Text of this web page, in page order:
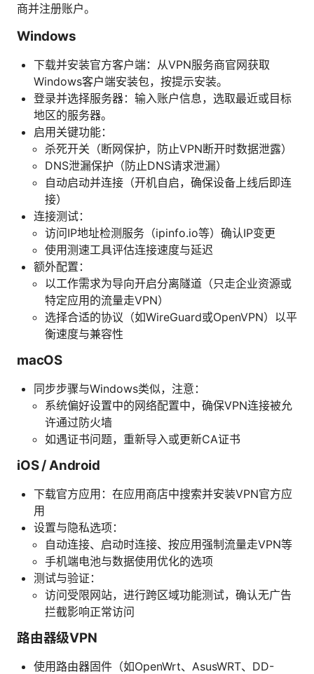
商并注册账户。
Windows
下载并安装官方客户端：从VPN服务商官网获取
Windows客户端安装包，按提示安装。
登录并选择服务器：输入账户信息，选取最近或目标
地区的服务器。
启用关键功能：
杀死开关（断网保护，防止VPN断开时数据泄露）
DNS泄漏保护（防止DNS请求泄漏）
自动启动并连接（开机自启，确保设备上线后即连
接）
连接测试：
访问IP地址检测服务（ipinfo.io等）确认IP变更
使用测速工具评估连接速度与延迟
额外配置：
以工作需求为导向开启分离隧道（只走企业资源或
特定应用的流量走VPN）
选择合适的协议（如WireGuard或OpenVPN）以平
衡速度与兼容性
macOS
同步步骤与Windows类似，注意：
系统偏好设置中的网络配置中，确保VPN连接被允
许通过防火墙
如遇证书问题，重新导入或更新CA证书
iOS / Android
下载官方应用：在应用商店中搜索并安装VPN官方应
用
设置与隐私选项：
自动连接、启动时连接、按应用强制流量走VPN等
手机端电池与数据使用优化的选项
测试与验证：
访问受限网站，进行跨区域功能测试，确认无广告
拦截影响正常访问
路由器级VPN
使用路由器固件（如OpenWrt、AsusWRT、DD-